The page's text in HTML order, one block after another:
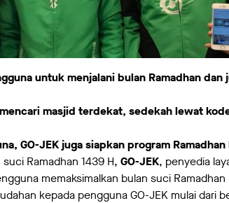
untuk menjalani bulan Ramadhan
masjid terdekat, sedekah lewat
GO-JEK juga siapkan program
suci Ramadhan 1439 H, GO-JEK, penyedia
memaksimalkan bulan suci
kepada pengguna GO-JEK mulai dari